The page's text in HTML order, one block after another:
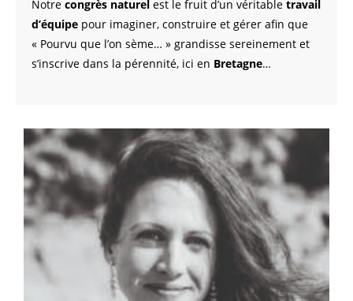
Notre congrès naturel est le fruit d’un véritable travail
d’équipe pour imaginer, construire et gérer afin que
« Pourvu que l’on sème… » grandisse sereinement et
s’inscrive dans la pérennité, ici en Bretagne…